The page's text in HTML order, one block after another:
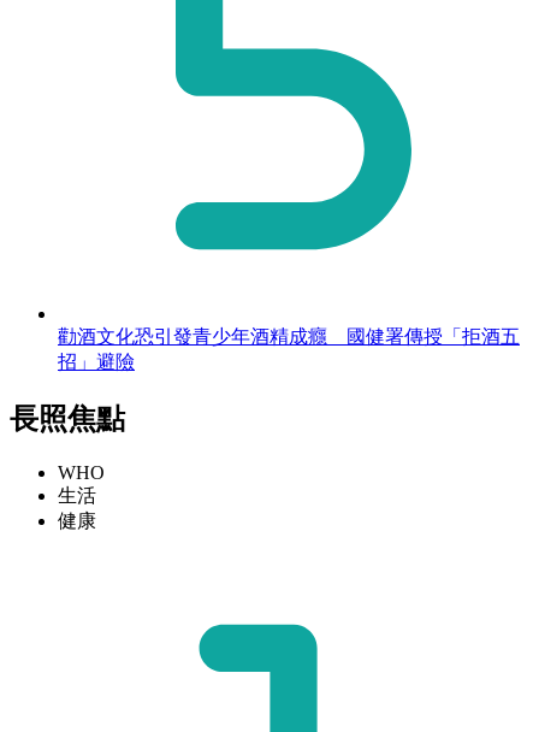
勸酒文化恐引發青少年酒精成癮 國健署傳授「拒酒五
招」避險
長照焦點
WHO
生活
健康